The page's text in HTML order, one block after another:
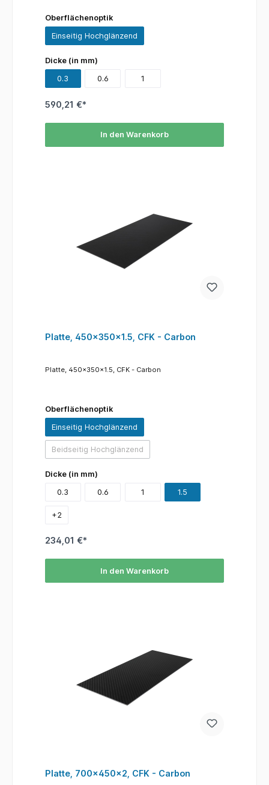
Oberflächenoptik
Einseitig Hochglänzend
Dicke (in mm)
0.3
0.6 1
590,21 €*
In den Warenkorb
Platte, 450x350x1.5, CFK - Carbon
Platte, 450x350x1.5, CFK - Carbon
Oberflächenoptik
Einseitig Hochglänzend
Beidseitig Hochglänzend(Diese Option ist zurzeit nicht verfügbar.)
Dicke (in mm)
0.3
0.6 1 1.5
+2
234,01 €*
In den Warenkorb
Platte, 700x450x2, CFK - Carbon